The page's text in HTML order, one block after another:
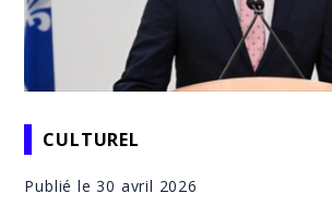
CULTUREL
Publié le 30 avril 2026